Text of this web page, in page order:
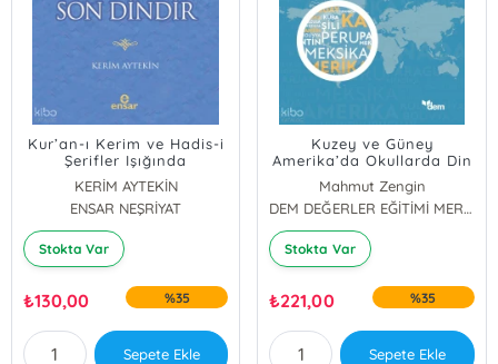
Kur’an-ı Kerim ve Hadis-i
Şerifler Işığında
Hayatımız - İslâm Son
Dindir
KERİM AYTEKİN
ENSAR NEŞRİYAT
Stokta Var
₺130,00 %35
Sepete Ekle
Kuzey ve Güney
Amerika’da Okullarda Din
Mahmut Zengin
Abdurrahman Hendek
DEM DEĞERLER EĞİTİMİ MERKEZİ YAYINLARI
Stokta Var
₺221,00 %35
Sepete Ekle